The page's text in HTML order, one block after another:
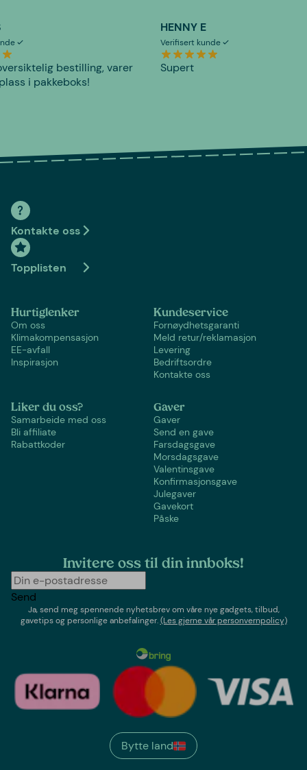
bestilling, varer
i pakkeboks!
HENNY E
Verifisert kunde
Supert
Kontakte oss
Topplisten
Hurtiglenker
Om oss
Klimakompensasjon
EE-avfall
Inspirasjon
Kundeservice
Fornøydhetsgaranti
Meld retur/reklamasjon
Levering
Bedriftsordre
Kontakte oss
Liker du oss?
Samarbeide med oss
Bli affiliate
Rabattkoder
Gaver
Gaver
Send en gave
Farsdagsgave
Morsdagsgave
Valentinsgave
Konfirmasjonsgave
Julegaver
Gavekort
Påske
Invitere oss til din innboks!
Send
Ja, send meg spennende nyhetsbrev om våre nye gadgets, tilbud,
gavetips og personlige anbefalinger.(Les gjerne vår personvernpolicy)
Bytte land